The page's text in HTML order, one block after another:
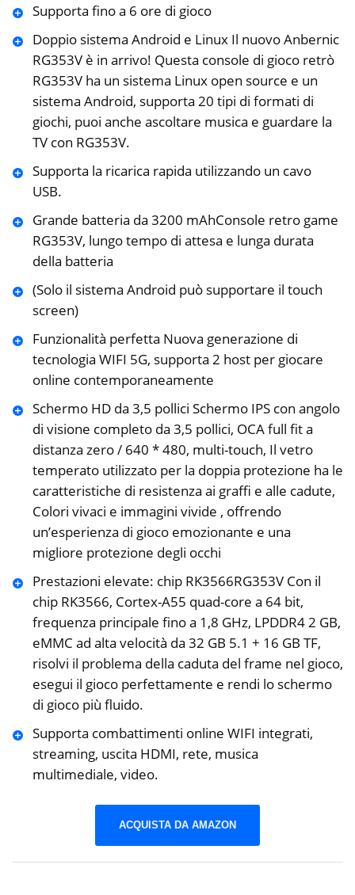
Supporta fino a 6 ore di gioco
Doppio sistema Android e Linux Il nuovo Anbernic
RG353V è in arrivo! Questa console di gioco retrò
RG353V ha un sistema Linux open source e un
sistema Android, supporta 20 tipi di formati di
giochi, puoi anche ascoltare musica e guardare la
TV con RG353V.
Supporta la ricarica rapida utilizzando un cavo
USB.
Grande batteria da 3200 mAhConsole retro game
RG353V, lungo tempo di attesa e lunga durata
della batteria
(Solo il sistema Android può supportare il touch
screen)
Funzionalità perfetta Nuova generazione di
tecnologia WIFI 5G, supporta 2 host per giocare
online contemporaneamente
Schermo HD da 3,5 pollici Schermo IPS con angolo
di visione completo da 3,5 pollici, OCA full fit a
distanza zero / 640 * 480, multi-touch, Il vetro
temperato utilizzato per la doppia protezione ha le
caratteristiche di resistenza ai graffi e alle cadute,
Colori vivaci e immagini vivide , offrendo
un’esperienza di gioco emozionante e una
migliore protezione degli occhi
Prestazioni elevate: chip RK3566RG353V Con il
chip RK3566, Cortex-A55 quad-core a 64 bit,
frequenza principale fino a 1,8 GHz, LPDDR4 2 GB,
eMMC ad alta velocità da 32 GB 5.1 + 16 GB TF,
risolvi il problema della caduta del frame nel gioco,
esegui il gioco perfettamente e rendi lo schermo
di gioco più fluido.
Supporta combattimenti online WIFI integrati,
streaming, uscita HDMI, rete, musica
multimediale, video.
ACQUISTA DA AMAZON